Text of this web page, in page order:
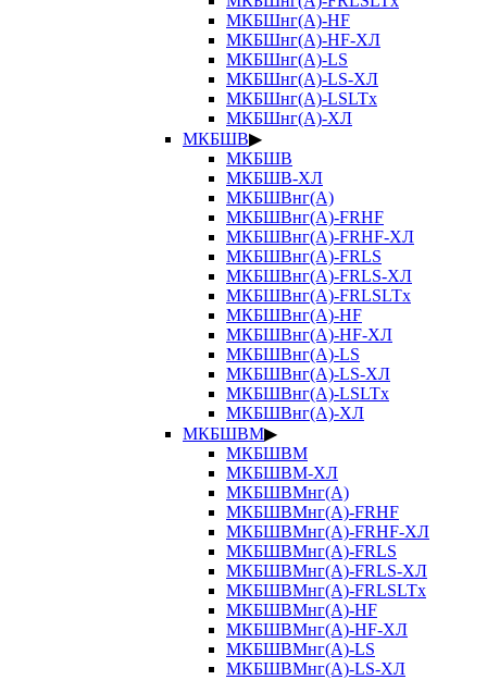
МКБШнг(А)-HF
МКБШнг(А)-HF-ХЛ
МКБШнг(А)-LS
МКБШнг(А)-LS-ХЛ
МКБШнг(А)-LSLTx
МКБШнг(А)-ХЛ
МКБШВ▶
МКБШВ
МКБШВ-ХЛ
МКБШВнг(А)
МКБШВнг(А)-FRHF
МКБШВнг(А)-FRHF-ХЛ
МКБШВнг(А)-FRLS
МКБШВнг(А)-FRLS-ХЛ
МКБШВнг(А)-FRLSLTx
МКБШВнг(А)-HF
МКБШВнг(А)-HF-ХЛ
МКБШВнг(А)-LS
МКБШВнг(А)-LS-ХЛ
МКБШВнг(А)-LSLTx
МКБШВнг(А)-ХЛ
МКБШВМ▶
МКБШВМ
МКБШВМ-ХЛ
МКБШВМнг(А)
МКБШВМнг(А)-FRHF
МКБШВМнг(А)-FRHF-ХЛ
МКБШВМнг(А)-FRLS
МКБШВМнг(А)-FRLS-ХЛ
МКБШВМнг(А)-FRLSLTx
МКБШВМнг(А)-HF
МКБШВМнг(А)-HF-ХЛ
МКБШВМнг(А)-LS
МКБШВМнг(А)-LS-ХЛ